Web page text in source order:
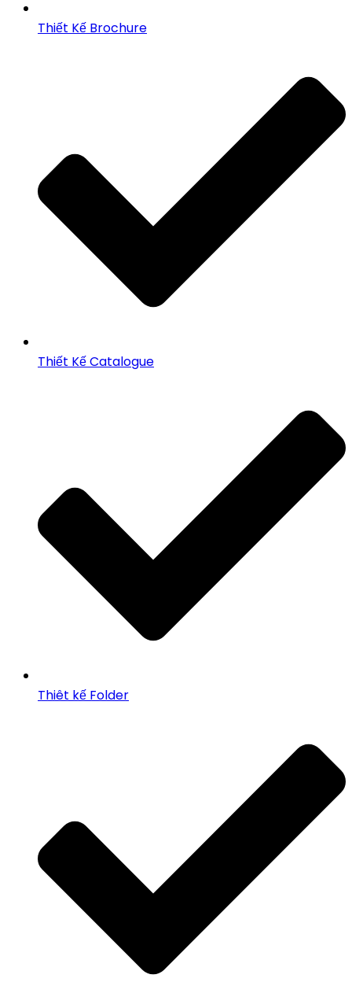
Thiết Kế Brochure
Thiết Kế Catalogue
Thiêt kế Folder